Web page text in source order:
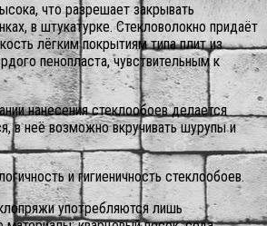
что разрешает закрывать
в штукатурке. Стекловолокно придаёт
лёгким покрытиям типа плит из
пенопласта, чувствительным к
нанесения стеклообоев делается
в неё возможно вкручивать шурупы и
и гигиеничность стеклообоев.
употребляются лишь